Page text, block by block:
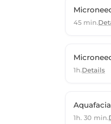
45 min.
1h.Details
1h. 30 min.